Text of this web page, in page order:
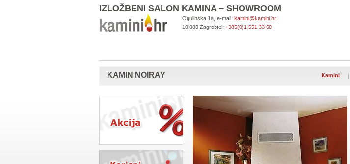
IZLOŽBENI SALON KAMINA – SHOWROOM
Ogulinska 1a,
10 000 Zagreb
e-mail: kamini@kamini.hr
tel: +385(0)1 551 33 60
KAMIN NOIRAY Kamini